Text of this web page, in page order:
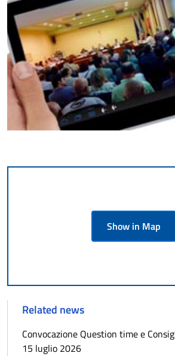
Show in Map
Related news
Convocazione Question time e
15 luglio 2026